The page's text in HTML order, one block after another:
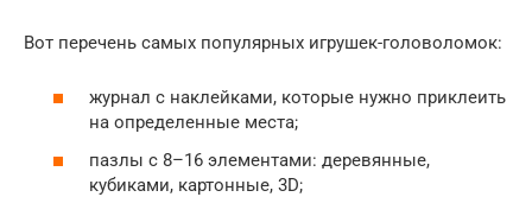
Вот перечень самых популярных игрушек-головоломок:
журнал с наклейками, которые нужно приклеить
на определенные места;
пазлы с 8–16 элементами: деревянные,
кубиками, картонные, 3D;